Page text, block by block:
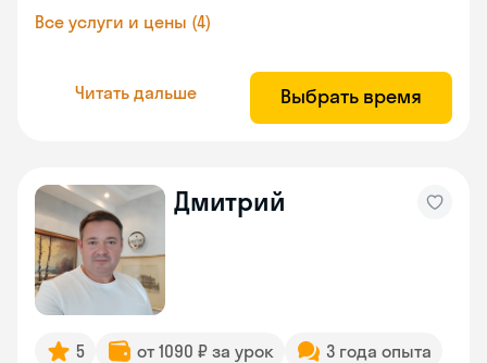
Все услуги и цены (4)
Читать дальше Выбрать время
Дмитрий
5 от 1090 ₽ за урок
3 года опыта